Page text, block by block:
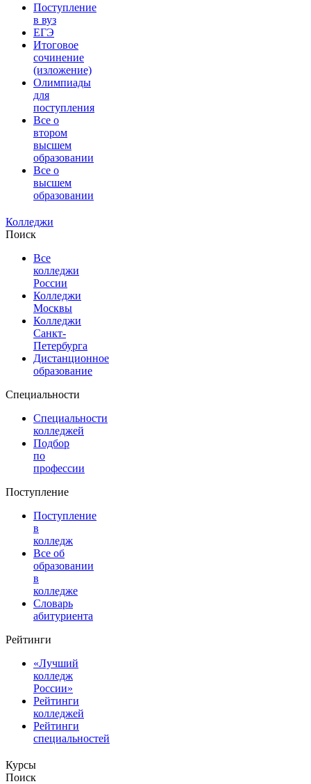
Поступление
в вуз
ЕГЭ
Итоговое
сочинение
(изложение)
Олимпиады
для
поступления
Все о
втором
высшем
образовании
Все о
высшем
образовании
Колледжи
Поиск
Все
колледжи
России
Колледжи
Москвы
Колледжи
Санкт-
Петербурга
Дистанционное
образование
Специальности
Специальности
колледжей
Подбор
по
профессии
Поступление
Поступление
в
колледж
Все об
образовании
в
колледже
Словарь
абитуриента
Рейтинги
«Лучший
колледж
России»
Рейтинги
колледжей
Рейтинги
специальностей
Курсы
Поиск